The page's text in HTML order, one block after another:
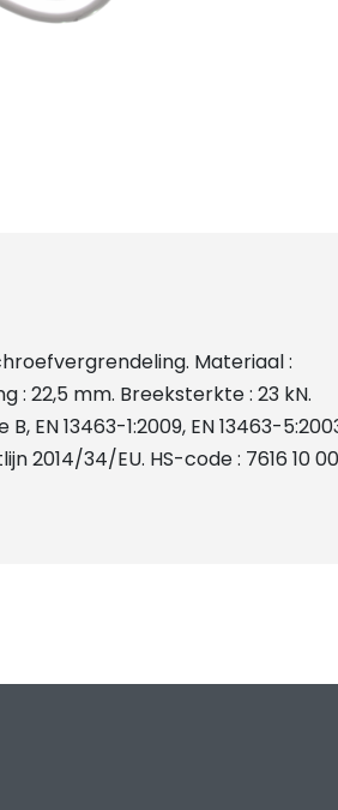
Materiaal :
: 22,5 mm. Breeksterkte : 23 kN.
EN 13463-1:2009, EN 13463-
2014/34/EU. HS-code : 7616 10